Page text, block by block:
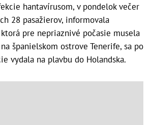
hantavírusom, v pondelok večer
28 pasažierov, informovala
ktorá pre nepriaznivé počasie musela
španielskom ostrove Tenerife, sa po
vydala na plavbu do Holandska.